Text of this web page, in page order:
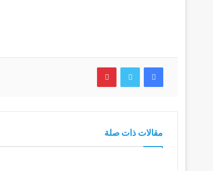
فيسبوك تويتر بينتيريست
مقالات ذات صلة